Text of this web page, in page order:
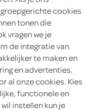
cookies
tonen die
vragen we je
de integratie van
te maken en
en advertenties.
al onze cookies. Kies
functionele en
instellen kun je